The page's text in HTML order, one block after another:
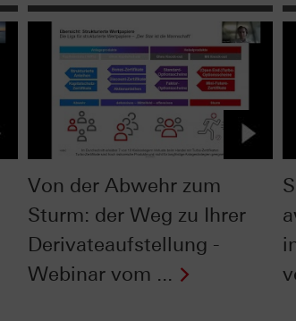
Von der Abwehr zum
Sturm: der Weg zu Ihrer
Derivateaufstellung -
Webinar vom ...